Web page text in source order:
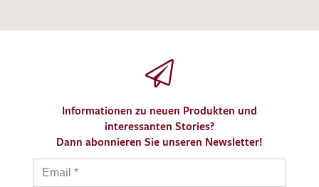
Informationen zu neuen Produkten und
interessanten Stories?
Dann abonnieren Sie unseren Newsletter!